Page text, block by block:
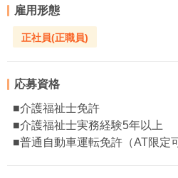
雇用形態
正社員(正職員)
応募資格
■介護福祉士免許
■介護福祉士実務経験5年以上
■普通自動車運転免許（AT限定